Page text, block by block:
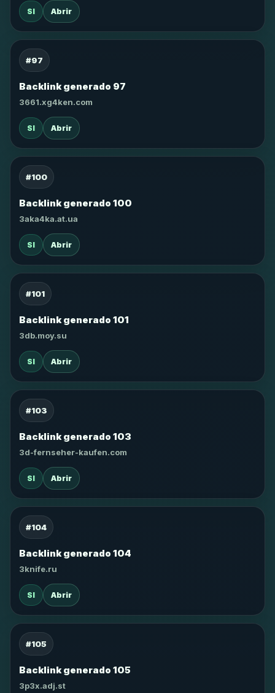
SI Abrir
#97
Backlink generado 97
3661.xg4ken.com
SI Abrir
#100
Backlink generado 100
3aka4ka.at.ua
SI Abrir
#101
Backlink generado 101
3db.moy.su
SI Abrir
#103
Backlink generado 103
3d-fernseher-kaufen.com
SI Abrir
#104
Backlink generado 104
3knife.ru
SI Abrir
#105
Backlink generado 105
3p3x.adj.st